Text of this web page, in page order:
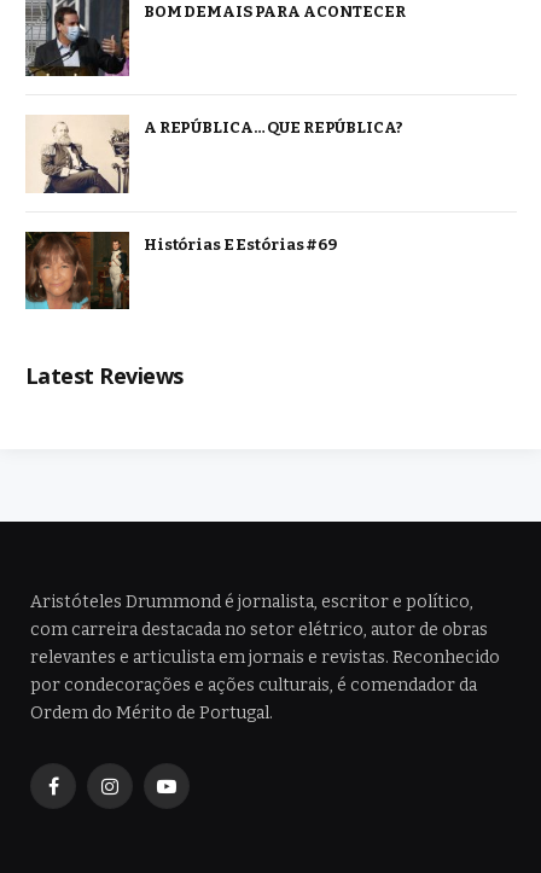
BOM DEMAIS PARA ACONTECER
A REPÚBLICA… QUE REPÚBLICA?
Histórias E Estórias #69
Latest Reviews
Aristóteles Drummond é jornalista, escritor e político,
com carreira destacada no setor elétrico, autor de obras
relevantes e articulista em jornais e revistas. Reconhecido
por condecorações e ações culturais, é comendador da
Ordem do Mérito de Portugal.
FacebookInstagramYouTube